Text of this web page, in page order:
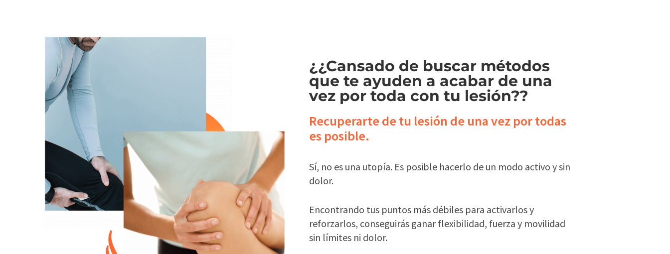
¿¿Cansado de buscar métodos
que te ayuden a acabar de una
vez por toda con tu lesión??
Recuperarte de tu lesión de una vez por todas
es posible.
Sí, no es una utopía. Es posible hacerlo de un modo activo y sin
dolor.
Encontrando tus puntos más débiles para activarlos y
reforzarlos, conseguirás ganar flexibilidad, fuerza y movilidad
sin límites ni dolor.